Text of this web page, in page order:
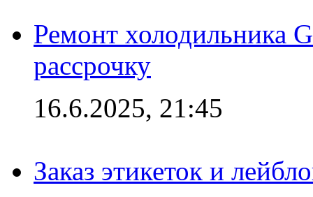
Ремонт холодильника
рассрочку
16.6.2025, 21:45
Заказ этикеток и